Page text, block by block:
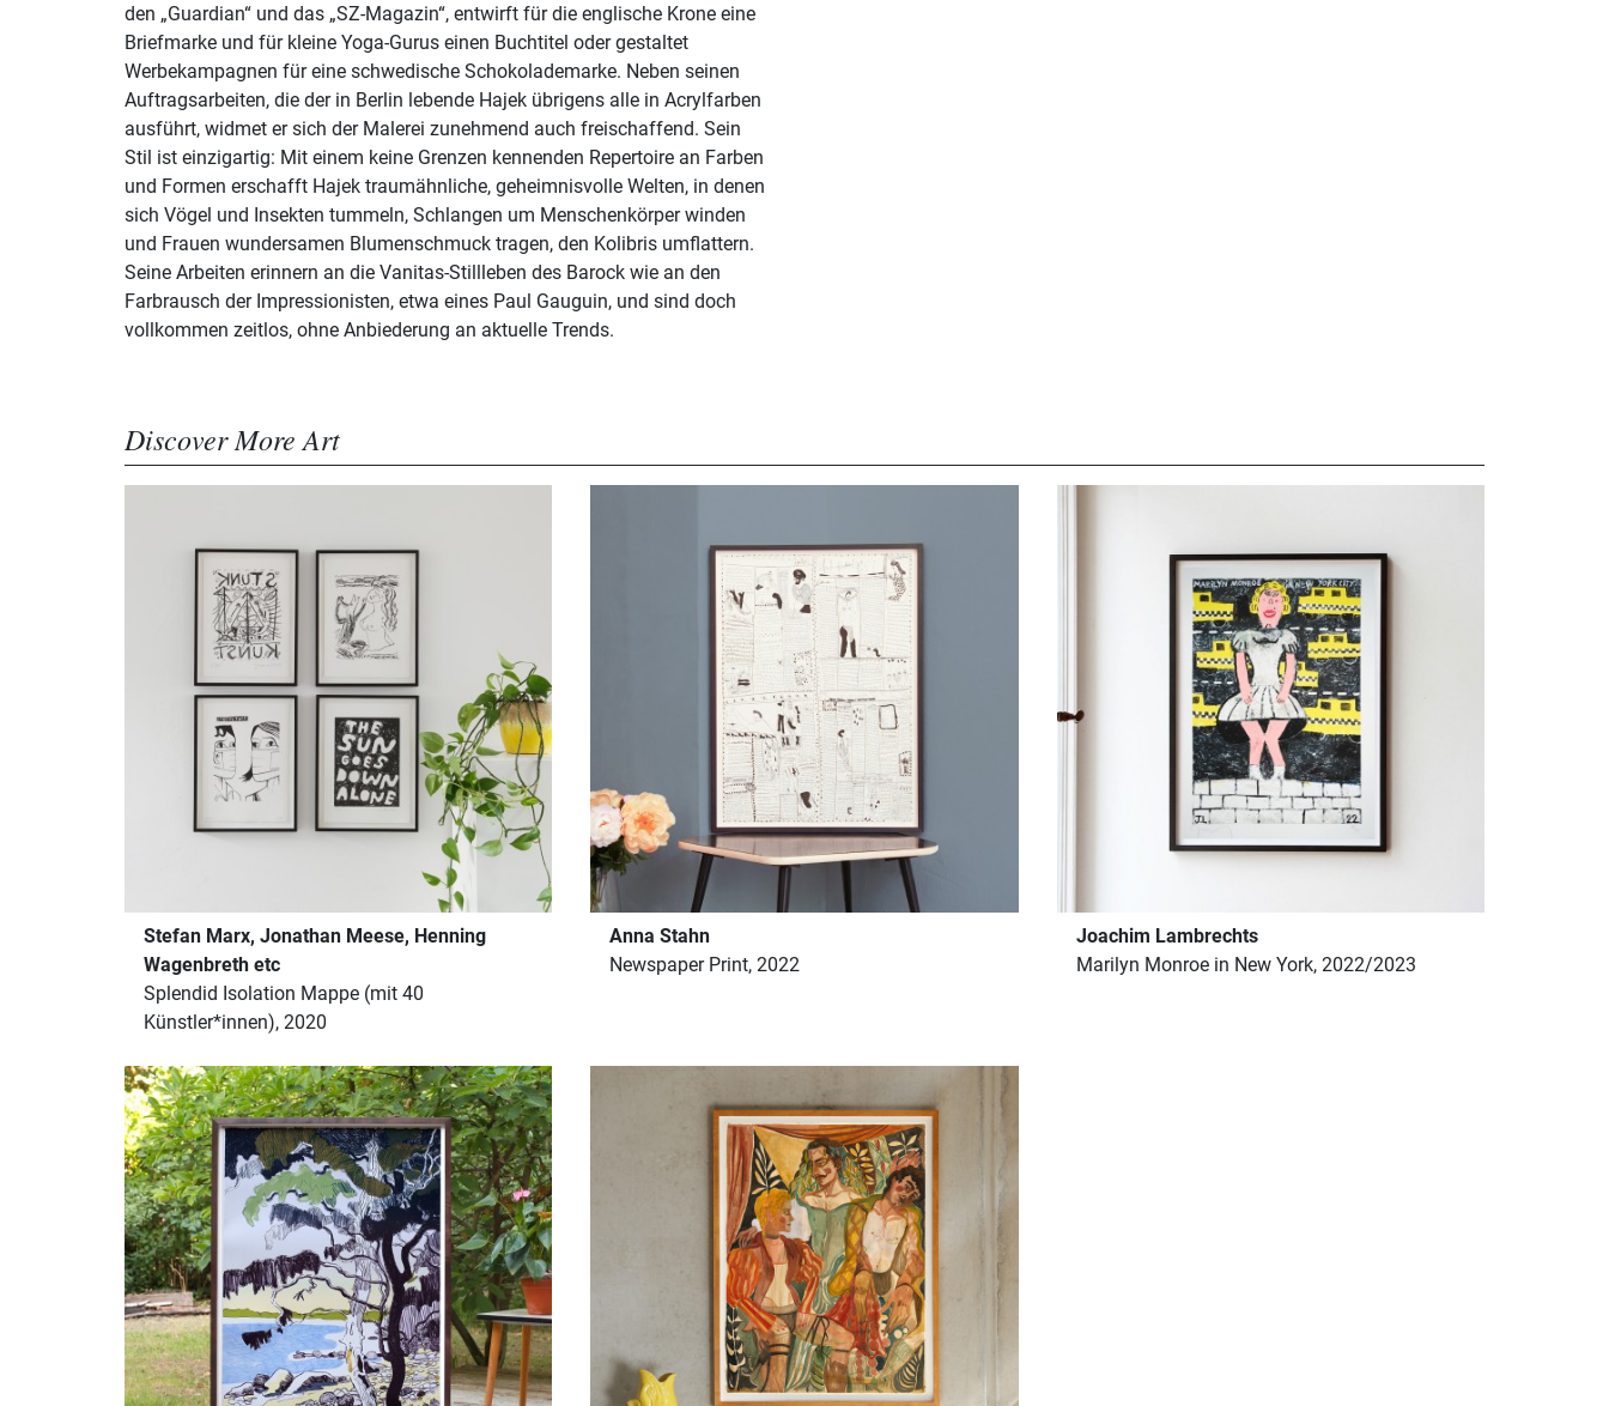
den „Guardian“ und das „SZ-Magazin“, entwirft für die englische Krone eine
Briefmarke und für kleine Yoga-Gurus einen Buchtitel oder gestaltet
Werbekampagnen für eine schwedische Schokolademarke. Neben seinen
Auftragsarbeiten, die der in Berlin lebende Hajek übrigens alle in Acrylfarben
ausführt, widmet er sich der Malerei zunehmend auch freischaffend. Sein
Stil ist einzigartig: Mit einem keine Grenzen kennenden Repertoire an Farben
und Formen erschafft Hajek traumähnliche, geheimnisvolle Welten, in denen
sich Vögel und Insekten tummeln, Schlangen um Menschenkörper winden
und Frauen wundersamen Blumenschmuck tragen, den Kolibris umflattern.
Seine Arbeiten erinnern an die Vanitas-Stillleben des Barock wie an den
Farbrausch der Impressionisten, etwa eines Paul Gauguin, und sind doch
vollkommen zeitlos, ohne Anbiederung an aktuelle Trends.
Discover More Art
Stefan Marx, Jonathan Meese, Henning
Wagenbreth etc
Splendid Isolation Mappe (mit 40
Künstler*innen), 2020
Anna Stahn
Newspaper Print, 2022
Joachim Lambrechts
Marilyn Monroe in New York, 2022/2023